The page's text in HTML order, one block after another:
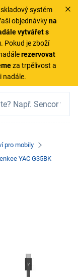
systém
objednávkyna
vytvářet s
. Pokud je zboží
rezervovat
za trpělivost a
nadále.
pro mobily
YAC G35BK